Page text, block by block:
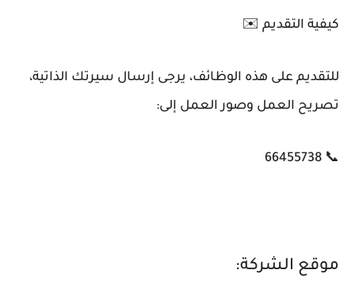
كيفية التقديم ✉️
للتقديم على هذه الوظائف، يرجى إرسال سيرتك الذاتية،
تصريح العمل وصور العمل إلى:
📞 66455738
موقع الشركة: